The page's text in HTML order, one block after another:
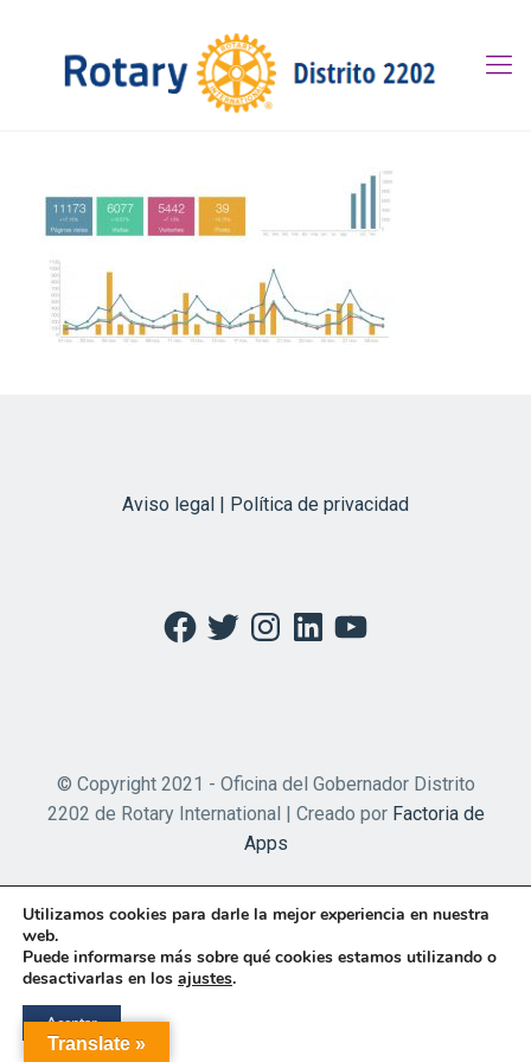
Aviso legal | Política de privacidad
Facebook
TwitterInstagramLinkedInYouTube
© Copyright 2021 - Oficina del Gobernador Distrito
2202 de Rotary International | Creado por Factoria de
Apps
Translate »
Utilizamos cookies para darle la mejor experiencia en nuestra
web.
Puede informarse más sobre qué cookies estamos utilizando o
desactivarlas en los ajustes.
Aceptar